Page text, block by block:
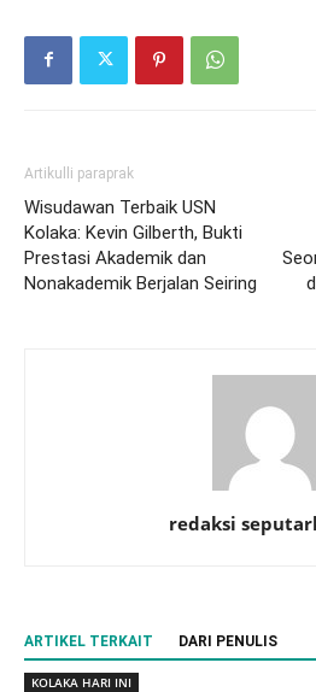
Artikulli paraprak
Wisudawan Terbaik USN
Kolaka: Kevin Gilberth, Bukti
Prestasi Akademik dan
Nonakademik Berjalan Seiring
redaksi
ARTIKEL TERKAIT DARI PENULIS
KOLAKA HARI INI